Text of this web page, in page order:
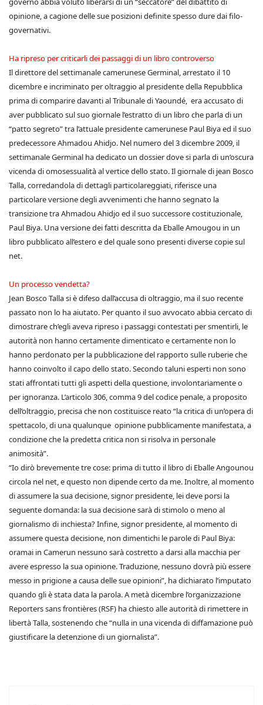
opinione, a cagione delle sue posizioni definite spesso dure dai filo-
governativi.
Ha ripreso per criticarli dei passaggi di un libro controverso
Il direttore del settimanale camerunese Germinal, arrestato il 10
dicembre e incriminato per oltraggio al presidente della Repubblica
prima di comparire davanti al Tribunale di Yaoundé, era accusato di
aver pubblicato sul suo giornale l’estratto di un libro che parla di un
“patto segreto” tra l’attuale presidente camerunese Paul Biya ed il suo
predecessore Ahmadou Ahidjo. Nel numero del 3 dicembre 2009, il
settimanale Germinal ha dedicato un dossier dove si parla di un’oscura
vicenda di omosessualità al vertice dello stato. Il giornale di jean Bosco
Talla, corredandola di dettagli particolareggiati, riferisce una
particolare versione degli avvenimenti che hanno segnato la
transizione tra Ahmadou Ahidjo ed il suo successore costituzionale,
Paul Biya. Una versione dei fatti descritta da Eballe Amougou in un
libro pubblicato all’estero e del quale sono presenti diverse copie sul
net.
Un processo vendetta?
Jean Bosco Talla si è difeso dall’accusa di oltraggio, ma il suo recente
passato non lo ha aiutato. Per quanto il suo avvocato abbia cercato di
dimostrare ch’egli aveva ripreso i passaggi contestati per smentirli, le
autorità non hanno certamente dimenticato e certamente non lo
hanno perdonato per la pubblicazione del rapporto sulle ruberie che
hanno coinvolto il capo dello stato. Secondo taluni esperti non sono
stati affrontati tutti gli aspetti della questione, involontariamente o
per ignoranza. L’articolo 306, comma 9 del codice penale, a proposito
dell’oltraggio, precisa che non costituisce reato “la critica di un’opera di
spettacolo, di una qualunque opinione pubblicamente manifestata, a
condizione che la predetta critica non si risolva in personale
animosità”.
“Io dirò brevemente tre cose: prima di tutto il libro di Eballe Angounou
circola nel net, e questo non dipende certo da me. Inoltre, al momento
di assumere la sua decisione, signor presidente, lei deve porsi la
seguente domanda: la sua decisione sarà di stimolo o meno al
giornalismo di inchiesta? Infine, signor presidente, al momento di
assumere questa decisione, non dimentichi le parole di Paul Biya:
oramai in Camerun nessuno sarà costretto a darsi alla macchia per
avere espresso la sua opinione. Traduzione, nessuno dovrà più essere
messo in prigione a causa delle sue opinioni”, ha dichiarato l’imputato
quando gli è stata data la parola. A metà dicembre l’organizzazione
Reporters sans frontières (RSF) ha chiesto alle autorità di rimettere in
libertà Talla, sostenendo che “nulla in una vicenda di diffamazione può
giustificare la detenzione di un giornalista”.